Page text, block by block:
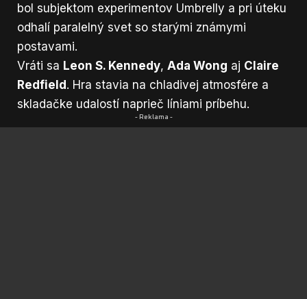
bol subjektom experimentov Umbrelly a pri úteku
odhalí paralelný svet so starými známymi
postavami.
Vráti sa Leon S. Kennedy, Ada Wong aj Claire
Redfield. Hra stavia na chladivej atmosfére a
skladačke udalostí naprieč líniami príbehu.
- Reklama -